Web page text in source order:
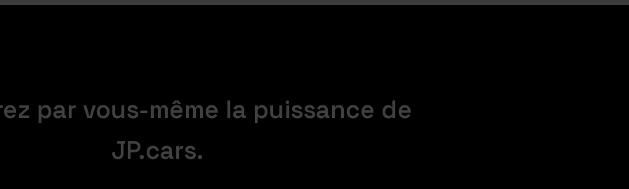
par vous-même la puissance de
JP.cars.